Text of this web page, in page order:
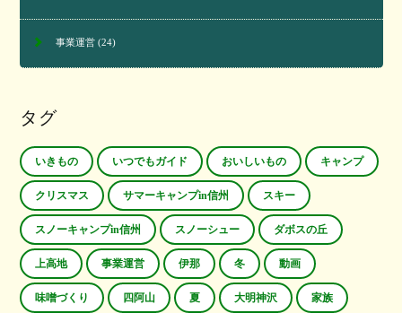
事業運営(24)
タグ
いきもの いつでもガイド おいしいもの キャンプ
クリスマス サマーキャンプin信州 スキー
スノーキャンプin信州 スノーシュー ダボスの丘
上高地 事業運営 伊那 冬 動画
味噌づくり 四阿山 夏 大明神沢 家族